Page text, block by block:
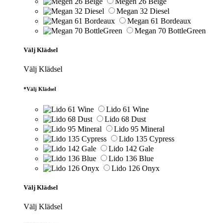
Megan 32 Diesel
Megan 61 Bordeaux
Megan 70 BottleGreen
Välj Klädsel
Välj Klädsel
*Välj Klädsel
Lido 61 Wine
Lido 68 Dust
Lido 95 Mineral
Lido 135 Cypress
Lido 142 Gale
Lido 136 Blue
Lido 126 Onyx
Välj Klädsel
Välj Klädsel